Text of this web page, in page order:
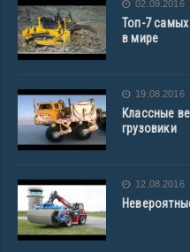
02.09.2016
Топ-7
в мире
19.08.2016
Классные
грузовики
12.08.2016